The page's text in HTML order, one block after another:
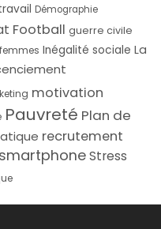
Démographie
Football guerre civile
Inégalité sociale La
motivation
Pauvreté Plan de
recrutement
smartphoneStress